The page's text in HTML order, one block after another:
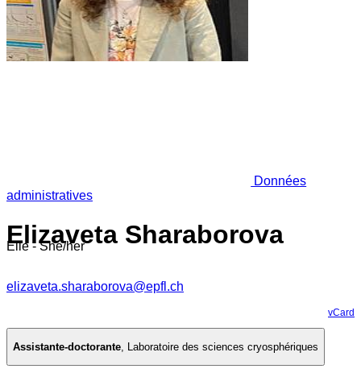
Données
administratives
Elizaveta Sharaborova
Elle - She/her
elizaveta.sharaborova@epfl.ch
vCard
Assistante-doctorante Laboratoire des sciences cryosphériques